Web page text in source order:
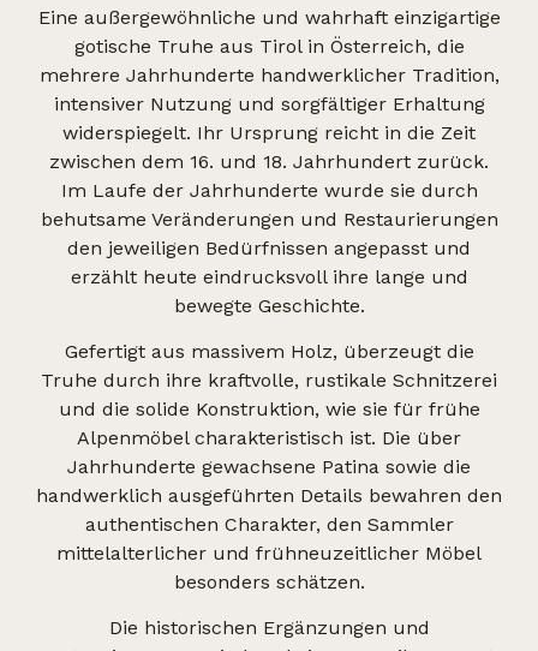
Eine außergewöhnliche und wahrhaft einzigartige
gotische Truhe aus Tirol in Österreich, die
mehrere Jahrhunderte handwerklicher Tradition,
intensiver Nutzung und sorgfältiger Erhaltung
widerspiegelt. Ihr Ursprung reicht in die Zeit
zwischen dem 16. und 18. Jahrhundert zurück.
Im Laufe der Jahrhunderte wurde sie durch
behutsame Veränderungen und Restaurierungen
den jeweiligen Bedürfnissen angepasst und
erzählt heute eindrucksvoll ihre lange und
bewegte Geschichte.
Gefertigt aus massivem Holz, überzeugt die
Truhe durch ihre kraftvolle, rustikale Schnitzerei
und die solide Konstruktion, wie sie für frühe
Alpenmöbel charakteristisch ist. Die über
Jahrhunderte gewachsene Patina sowie die
handwerklich ausgeführten Details bewahren den
authentischen Charakter, den Sammler
mittelalterlicher und frühneuzeitlicher Möbel
besonders schätzen.
Die historischen Ergänzungen und